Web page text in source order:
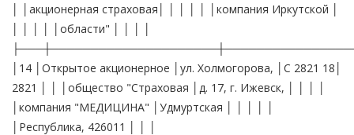
│ │акционерная страховая│ │ │ │ │ │компания Иркутской │
│ │ │ │ │области" │ │ │ │
│14 │Открытое акционерное │ул. Холмогорова, │С 2821 18│
2821 │ │ │общество "Страховая │д. 17, г. Ижевск, │ │ │ │
│компания "МЕДИЦИНА" │Удмуртская │ │ │ │ │
│Республика, 426011 │ │ │